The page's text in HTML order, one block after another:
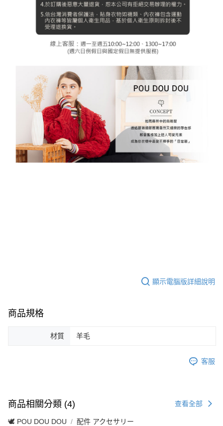
顯示電腦版詳細說明
商品規格
材質 羊毛
客服
商品相關分類 (4) 查看全部
🕊️ POU DOU DOU 配件 アクセサリー